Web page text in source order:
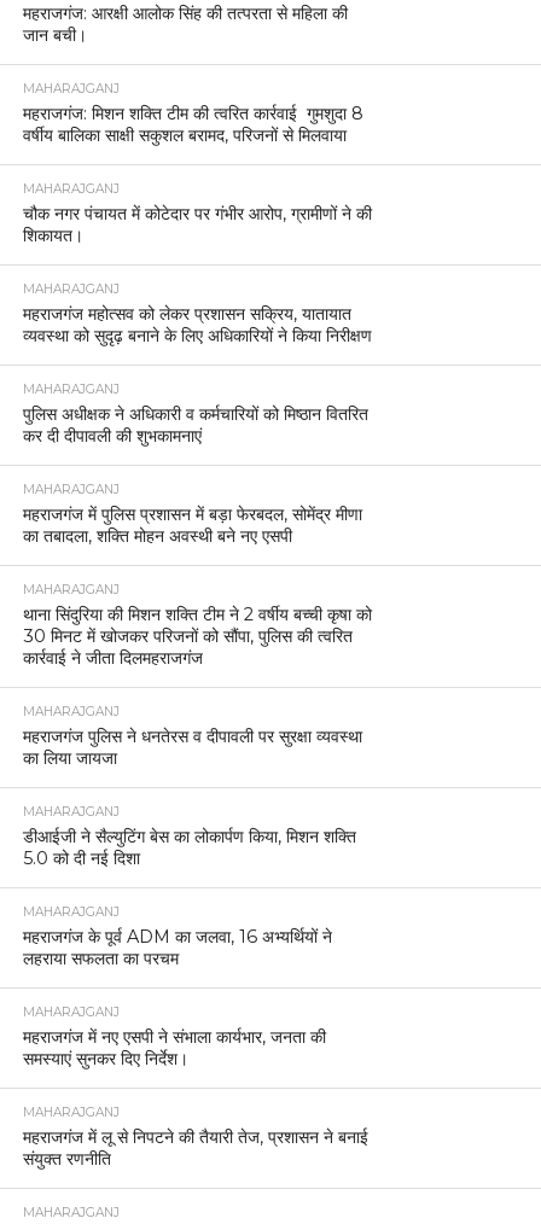
महराजगंज: आरक्षी आलोक सिंह की तत्परता से महिला की
जान बची।
MAHARAJGANJ
महराजगंज: मिशन शक्ति टीम की त्वरित कार्रवाई गुमशुदा 8
वर्षीय बालिका साक्षी सकुशल बरामद, परिजनों से मिलवाया
MAHARAJGANJ
चौक नगर पंचायत में कोटेदार पर गंभीर आरोप, ग्रामीणों ने की
शिकायत।
MAHARAJGANJ
महराजगंज महोत्सव को लेकर प्रशासन सक्रिय, यातायात
व्यवस्था को सुदृढ़ बनाने के लिए अधिकारियों ने किया निरीक्षण
MAHARAJGANJ
पुलिस अधीक्षक ने अधिकारी व कर्मचारियों को मिष्ठान वितरित
कर दी दीपावली की शुभकामनाएं
MAHARAJGANJ
महराजगंज में पुलिस प्रशासन में बड़ा फेरबदल, सोमेंद्र मीणा
का तबादला, शक्ति मोहन अवस्थी बने नए एसपी
MAHARAJGANJ
थाना सिंदुरिया की मिशन शक्ति टीम ने 2 वर्षीय बच्ची कृषा को
30 मिनट में खोजकर परिजनों को सौंपा, पुलिस की त्वरित
कार्रवाई ने जीता दिलमहराजगंज
MAHARAJGANJ
महराजगंज पुलिस ने धनतेरस व दीपावली पर सुरक्षा व्यवस्था
का लिया जायजा
MAHARAJGANJ
डीआईजी ने सैल्युटिंग बेस का लोकार्पण किया, मिशन शक्ति
5.0 को दी नई दिशा
MAHARAJGANJ
महराजगंज के पूर्व ADM का जलवा, 16 अभ्यर्थियों ने
लहराया सफलता का परचम
MAHARAJGANJ
महराजगंज में नए एसपी ने संभाला कार्यभार, जनता की
समस्याएं सुनकर दिए निर्देश।
MAHARAJGANJ
महराजगंज में लू से निपटने की तैयारी तेज, प्रशासन ने बनाई
संयुक्त रणनीति
MAHARAJGANJ